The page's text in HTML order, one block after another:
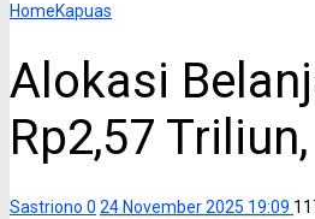
HomeKapuas
Alokasi
Rp2,57
Sastriono 0 24 November 2025 19:09